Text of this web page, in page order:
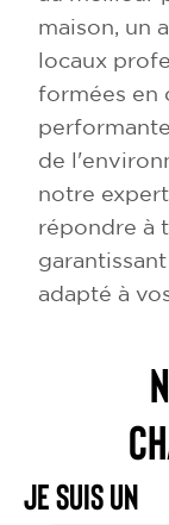
maison, un
locaux
formées en
de
notre
répondre à
adapté à
Je suis un